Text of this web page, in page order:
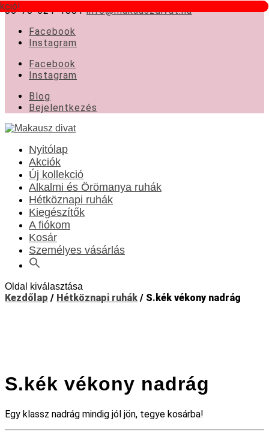
06-70-621-1881 info@makauszdivat.hu
Facebook
Instagram
Facebook
Instagram
Blog
Bejelentkezés
Nyitólap
Akciók
Új kollekció
Alkalmi és Örömanya ruhák
Hétköznapi ruhák
Kiegészítők
A fiókom
Kosár
Személyes vásárlás
Oldal kiválasztása
Kezdőlap / Hétköznapi ruhák / S.kék vékony nadrág
S.kék vékony nadrág
Egy klassz nadrág mindig jól jön, tegye kosárba!